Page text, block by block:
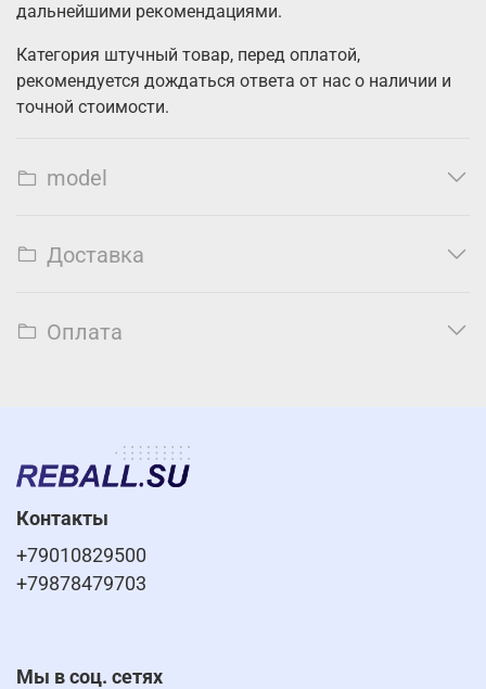
дальнейшими рекомендациями.
Категория штучный товар, перед оплатой,
рекомендуется дождаться ответа от нас о наличии и
точной стоимости.
model
Доставка
Оплата
Контакты
+79010829500
+79878479703
Мы в соц. сетях